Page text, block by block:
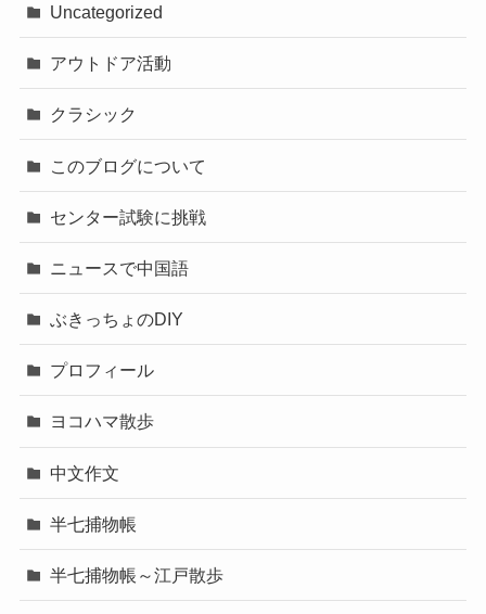
Uncategorized
アウトドア活動
クラシック
このブログについて
センター試験に挑戦
ニュースで中国語
ぶきっちょのDIY
プロフィール
ヨコハマ散歩
中文作文
半七捕物帳
半七捕物帳～江戸散歩